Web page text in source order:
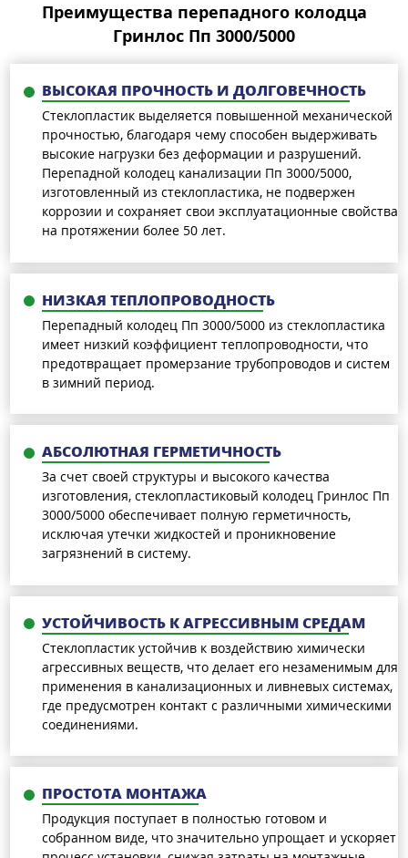
Преимущества перепадного колодца
Гринлос Пп 3000/5000
ВЫСОКАЯ ПРОЧНОСТЬ И ДОЛГОВЕЧНОСТЬ
Стеклопластик выделяется повышенной механической
прочностью, благодаря чему способен выдерживать
высокие нагрузки без деформации и разрушений.
Перепадной колодец канализации Пп 3000/5000,
изготовленный из стеклопластика, не подвержен
коррозии и сохраняет свои эксплуатационные свойства
на протяжении более 50 лет.
НИЗКАЯ ТЕПЛОПРОВОДНОСТЬ
Перепадный колодец Пп 3000/5000 из стеклопластика
имеет низкий коэффициент теплопроводности, что
предотвращает промерзание трубопроводов и систем
в зимний период.
АБСОЛЮТНАЯ ГЕРМЕТИЧНОСТЬ
За счет своей структуры и высокого качества
изготовления, стеклопластиковый колодец Гринлос Пп
3000/5000 обеспечивает полную герметичность,
исключая утечки жидкостей и проникновение
загрязнений в систему.
УСТОЙЧИВОСТЬ К АГРЕССИВНЫМ СРЕДАМ
Стеклопластик устойчив к воздействию химически
агрессивных веществ, что делает его незаменимым для
применения в канализационных и ливневых системах,
где предусмотрен контакт с различными химическими
соединениями.
ПРОСТОТА МОНТАЖА
Продукция поступает в полностью готовом и
собранном виде, что значительно упрощает и ускоряет